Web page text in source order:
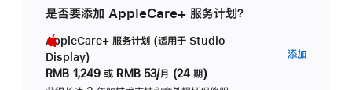
是否要添加 AppleCare+ 服务计划？
AppleCare+ 服务计划 (适用于 Studio
Display)
RMB 1,249 或 RMB 53/月 (24 期)
添加